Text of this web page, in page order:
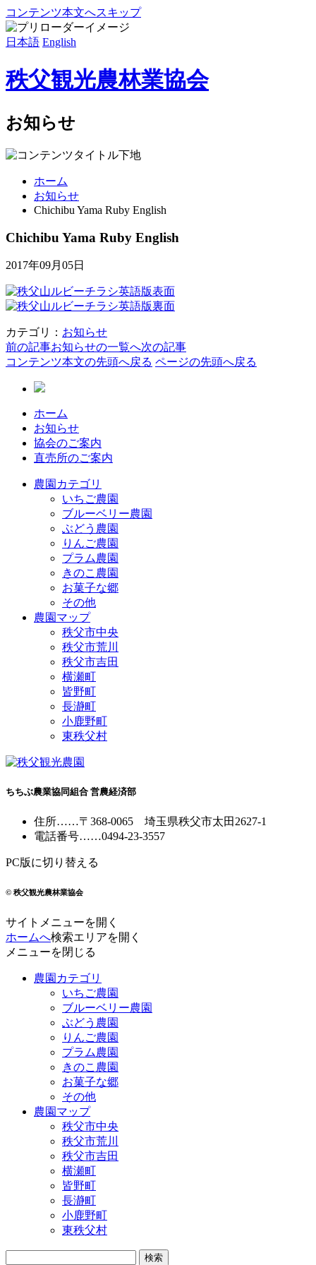
コンテンツ本文へスキップ
日本語 English
秩父観光農林業協会
お知らせ
ホーム
お知らせ
Chichibu Yama Ruby English
Chichibu Yama Ruby English
2017年09月05日
カテゴリ： お知らせ
前の記事お知らせの一覧へ次の記事
コンテンツ本文の先頭へ戻る ページの先頭へ戻る
ホーム
お知らせ
協会のご案内
直売所のご案内
農園カテゴリ
いちご農園
ブルーベリー農園
ぶどう農園
りんご農園
プラム農園
きのこ農園
お菓子な郷
その他
農園マップ
秩父市中央
秩父市荒川
秩父市吉田
横瀬町
皆野町
長瀞町
小鹿野町
東秩父村
ちちぶ農業協同組合 営農経済部
住所……〒368-0065 埼玉県秩父市太田2627-1
電話番号……0494-23-3557
PC版に切り替える
© 秩父観光農林業協会
サイトメニューを開く
ホームへ検索エリアを開く
メニューを閉じる
農園カテゴリ
いちご農園
ブルーベリー農園
ぶどう農園
りんご農園
プラム農園
きのこ農園
お菓子な郷
その他
農園マップ
秩父市中央
秩父市荒川
秩父市吉田
横瀬町
皆野町
長瀞町
小鹿野町
東秩父村